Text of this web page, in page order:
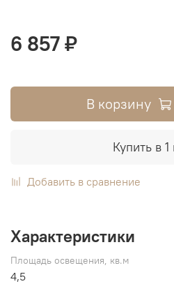
6 857 ₽
В корзину
Купить в 1
Добавить в сравнение
Характеристики
Площадь освещения, кв.м
4,5